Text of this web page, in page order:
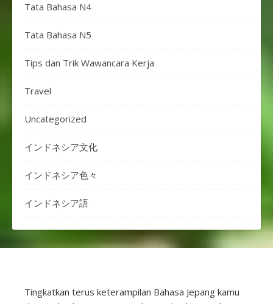
Tata Bahasa N4
Tata Bahasa N5
Tips dan Trik Wawancara Kerja
Travel
Uncategorized
インドネシア文化
インドネシア色々
インドネシア語
Tingkatkan terus keterampilan Bahasa Jepang kamu